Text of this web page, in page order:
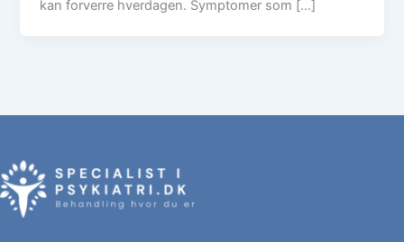
kan forverre hverdagen. Symptomer som […]